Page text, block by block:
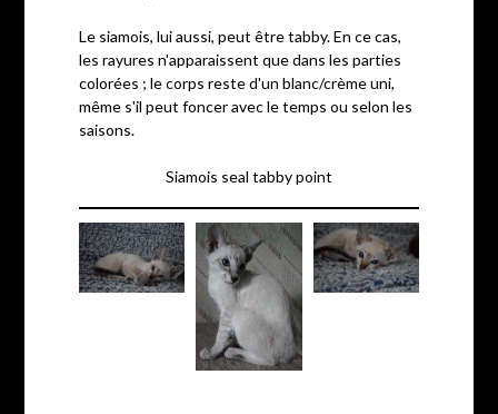
Le siamois, lui aussi, peut être tabby. En ce cas,
les rayures n'apparaissent que dans les parties
colorées ; le corps reste d'un blanc/crème uni,
même s'il peut foncer avec le temps ou selon les
saisons.
Siamois seal tabby point